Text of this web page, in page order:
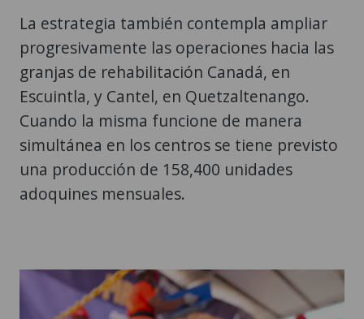
La estrategia también contempla ampliar
progresivamente las operaciones hacia las
granjas de rehabilitación Canadá, en
Escuintla, y Cantel, en Quetzaltenango.
Cuando la misma funcione de manera
simultánea en los centros se tiene previsto
una producción de 158,400 unidades
adoquines mensuales.